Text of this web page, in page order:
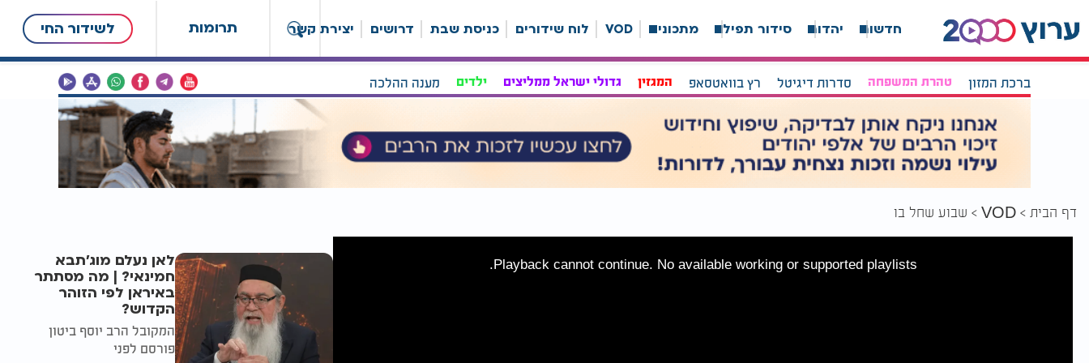
תרומות לשידור החי חדשות יהדות סידור תפילה מתכונים VOD לוח שידורים כניסת שבת דרושים יצירת קשר
ברכת המזון טהרת המשפחה סדרות דיגיטל רץ בוואטסאפ המגזין גדולי ישראל ממליצים ילדים מענה ההלכה
דף הבית VOD שבוע שחל בו
Playback cannot continue. No available working or supported playlists.
לאן נעלם מוג'תבא
חמינאי? | מה מסתתר
באיראן לפי הזוהר
הקדוש?
המקובל הרב יוסף ביטון
פורסם לפני